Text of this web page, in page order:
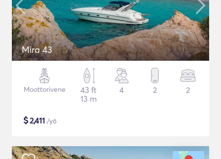
Mira 43
Moottorivene
43 ft
13 m
4 2 2
$2,411 /yö